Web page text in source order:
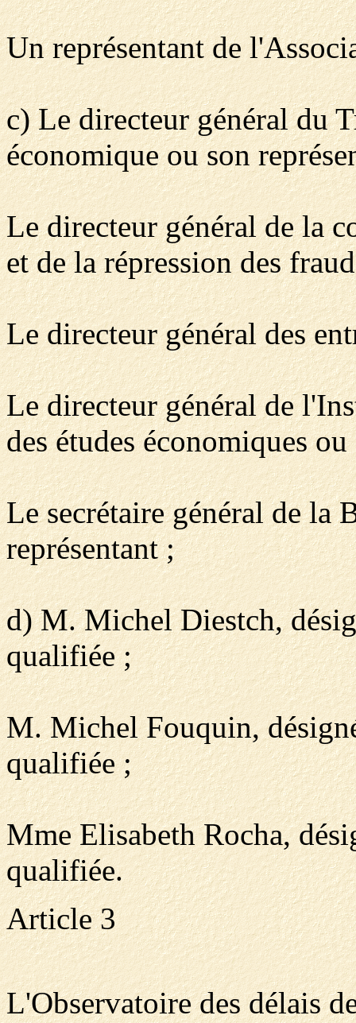
Un représentant de
c) Le directeur général du
économique ou son
Le directeur général de la
et de la répression des
Le directeur général des
Le directeur général de
des études économiques
Le secrétaire général de la
représentant ;
d) M. Michel Diestch,
qualifiée ;
M. Michel Fouquin,
qualifiée ;
Mme Elisabeth Rocha,
qualifiée.
Article 3
L'Observatoire des délais